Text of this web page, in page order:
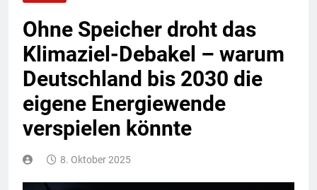
Ohne Speicher droht das
Klimaziel-Debakel – warum
Deutschland bis 2030 die
eigene Energiewende
verspielen könnte
8. Oktober 2025